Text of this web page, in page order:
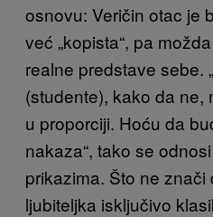
osnovu: Veričin otac je
već „kopista“, pa
realne predstave sebe.
(studente), kako da ne,
u proporciji. Hoću da
nakaza“, tako se
prikazima. Što ne znači
ljubiteljka isključivo